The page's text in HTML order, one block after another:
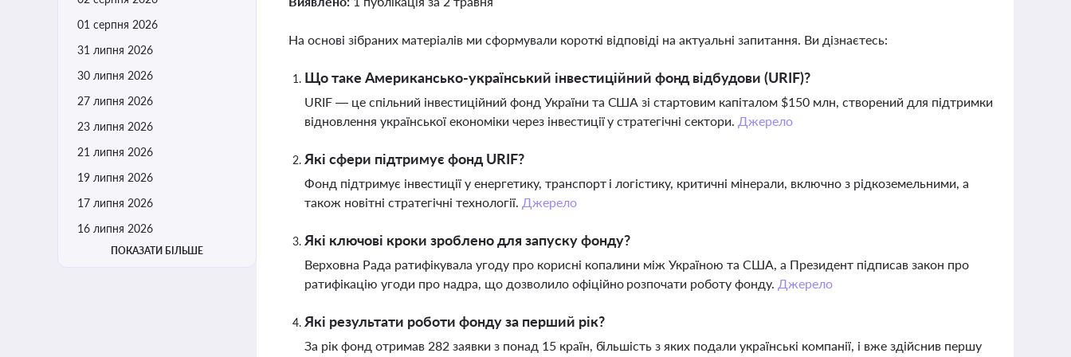
01 серпня 2026
31 липня 2026
30 липня 2026
27 липня 2026
23 липня 2026
21 липня 2026
19 липня 2026
17 липня 2026
16 липня 2026
ПОКАЗАТИ БІЛЬШЕ
На основі зібраних матеріалів ми сформували короткі відповіді на актуальні запитання. Ви дізнаєтесь:
Що таке Американсько-український інвестиційний фонд відбудови (URIF)?
URIF — це спільний інвестиційний фонд України та США зі стартовим капіталом $150 млн, створений для підтримки
відновлення української економіки через інвестиції у стратегічні сектори. Джерело
Які сфери підтримує фонд URIF?
Фонд підтримує інвестиції у енергетику, транспорт і логістику, критичні мінерали, включно з рідкоземельними, а
також новітні стратегічні технології. Джерело
Які ключові кроки зроблено для запуску фонду?
Верховна Рада ратифікувала угоду про корисні копалини між Україною та США, а Президент підписав закон про
ратифікацію угоди про надра, що дозволило офіційно розпочати роботу фонду. Джерело
Які результати роботи фонду за перший рік?
За рік фонд отримав 282 заявки з понад 15 країн, більшість з яких подали українські компанії, і вже здійснив першу